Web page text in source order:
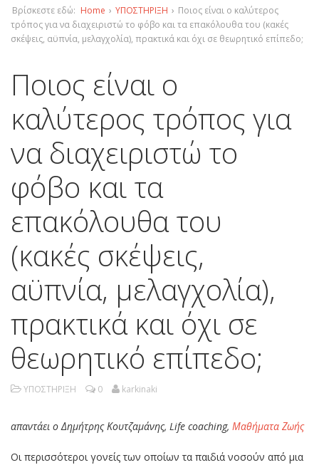
Βρίσκεστε εδώ: Home › ΥΠΟΣΤΗΡΙΞΗ › Ποιος είναι ο καλύτερος
τρόπος για να διαχειριστώ το φόβο και τα επακόλουθα του (κακές
σκέψεις, αϋπνία, μελαγχολία), πρακτικά και όχι σε θεωρητικό επίπεδο;
Ποιος είναι ο
καλύτερος τρόπος για
να διαχειριστώ το
φόβο και τα
επακόλουθα του
(κακές σκέψεις,
αϋπνία, μελαγχολία),
πρακτικά και όχι σε
θεωρητικό επίπεδο;
ΥΠΟΣΤΗΡΙΞΗ 0 karkinaki
απαντάει ο Δημήτρης Κουτζαμάνης, Life coaching, Μαθήματα Ζωής
Οι περισσότεροι γονείς των οποίων τα παιδιά νοσούν από μια